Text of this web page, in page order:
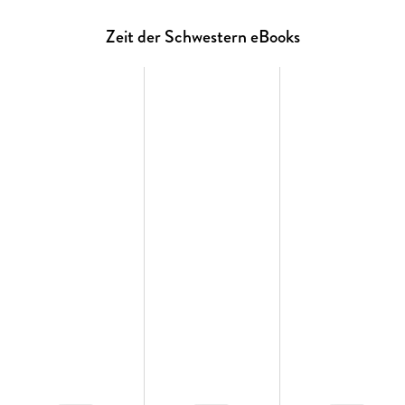
Zeit der Schwestern eBooks